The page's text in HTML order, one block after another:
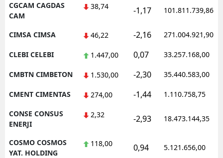
CGCAM CAGDAS
CAM
38,74 -1,17 101.811.739,86
CIMSA CIMSA 46,22 -2,16 271.004.921,90
CLEBI CELEBI 1.447,00 0,07 33.257.168,00
CMBTN CIMBETON 1.530,00 -2,30 35.440.583,00
CMENT CIMENTAS 274,00 -1,44 1.110.758,75
CONSE CONSUS
ENERJI
2,32 -2,93 18.473.144,35
COSMO COSMOS
YAT. HOLDING
118,00 0,94 5.121.656,00